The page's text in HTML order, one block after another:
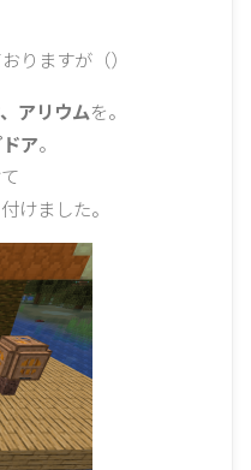
りますが（）
アリウムを。
ア。
けました。